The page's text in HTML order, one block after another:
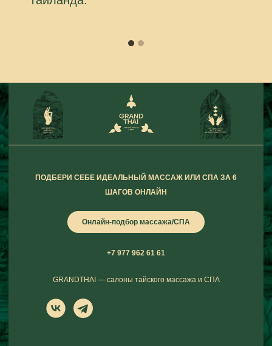
+7 977 962 61 61
GRANDTHAI — салоны тайского массажа и СПА
ПОДБЕРИ СЕБЕ ИДЕАЛЬНЫЙ МАССАЖ ИЛИ СПА ЗА 6
ШАГОВ ОНЛАЙН
Онлайн-подбор массажа/СПА